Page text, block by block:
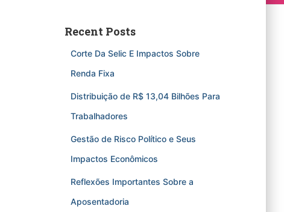
Recent Posts
Corte Da Selic E Impactos Sobre
Renda Fixa
Distribuição de R$ 13,04 Bilhões Para
Trabalhadores
Gestão de Risco Político e Seus
Impactos Econômicos
Reflexões Importantes Sobre a
Aposentadoria